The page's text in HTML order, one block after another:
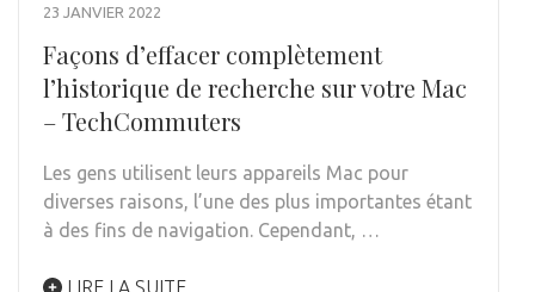
23 JANVIER 2022
Façons d’effacer complètement
l’historique de recherche sur votre Mac
– TechCommuters
Les gens utilisent leurs appareils Mac pour
diverses raisons, l’une des plus importantes étant
à des fins de navigation. Cependant, …
LIRE LA SUITE